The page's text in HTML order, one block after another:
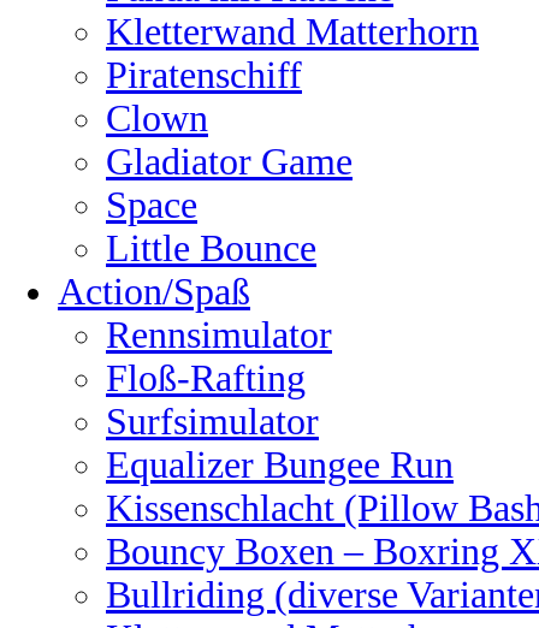
Kletterwand Matterhorn
Piratenschiff
Clown
Gladiator Game
Space
Little Bounce
Action/Spaß
Rennsimulator
Floß-Rafting
Surfsimulator
Equalizer Bungee Run
Kissenschlacht (Pillow
Bouncy Boxen – Boxring
Bullriding (diverse